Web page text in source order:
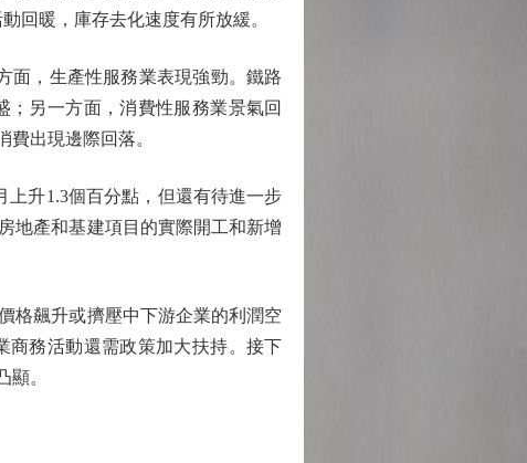
回暖，庫存去化速度有所放緩。
，生產性服務業表現強勁。鐵路
另一方面，消費性服務業景氣回
出現邊際回落。
升1.3個百分點，但還有待進一步
地產和基建項目的實際開工和新增
飆升或擠壓中下游企業的利潤空
商務活動還需政策加大扶持。接下
。